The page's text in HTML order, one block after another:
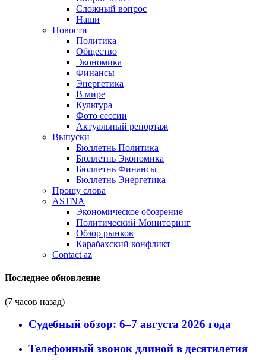
Сложный вопрос
Наши
Новости
Политика
Общество
Экономика
Финансы
Энергетика
В мире
Культура
Фото сессии
Актуальный репортаж
Выпуски
Бюллетнь Политика
Бюллетнь Экономика
Бюллетнь Финансы
Бюллетнь Энергетика
Прошу слова
ASTNA
Экономическое обозрение
Политический Мониторинг
Обзор рынков
Карабахский конфликт
Contact az
Последнее обновление
(7 часов назад)
Судебный обзор: 6–7 августа 2026 года
Телефонный звонок длиной в десятилетия